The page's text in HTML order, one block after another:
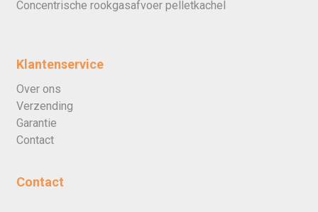
Concentrische rookgasafvoer pelletkachel
Klantenservice
Over ons
Verzending
Garantie
Contact
Contact